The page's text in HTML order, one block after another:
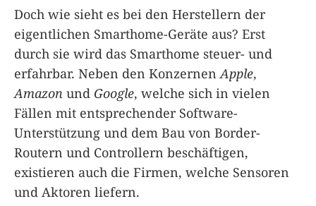
Doch wie sieht es bei den Herstellern der
eigentlichen Smarthome-Geräte aus? Erst
durch sie wird das Smarthome steuer- und
erfahrbar. Neben den Konzernen Apple,
Amazon und Google, welche sich in vielen
Fällen mit entsprechender Software-
Unterstützung und dem Bau von Border-
Routern und Controllern beschäftigen,
existieren auch die Firmen, welche Sensoren
und Aktoren liefern.